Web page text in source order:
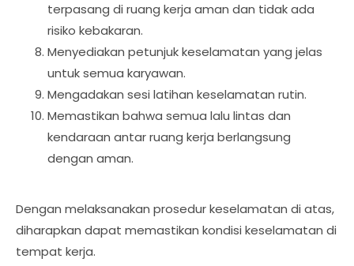
terpasang di ruang kerja aman dan tidak ada
risiko kebakaran.
Menyediakan petunjuk keselamatan yang jelas
untuk semua karyawan.
Mengadakan sesi latihan keselamatan rutin.
Memastikan bahwa semua lalu lintas dan
kendaraan antar ruang kerja berlangsung
dengan aman.
Dengan melaksanakan prosedur keselamatan di atas,
diharapkan dapat memastikan kondisi keselamatan di
tempat kerja.